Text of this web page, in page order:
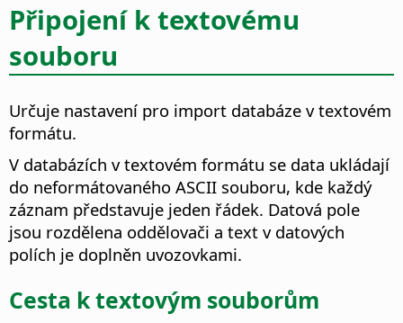
Připojení k textovému
souboru
Určuje nastavení pro import databáze v textovém
formátu.
V databázích v textovém formátu se data ukládají
do neformátovaného ASCII souboru, kde každý
záznam představuje jeden řádek. Datová pole
jsou rozdělena oddělovači a text v datových
polích je doplněn uvozovkami.
Cesta k textovým souborům